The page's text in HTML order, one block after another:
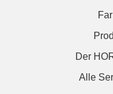
Der
Alle